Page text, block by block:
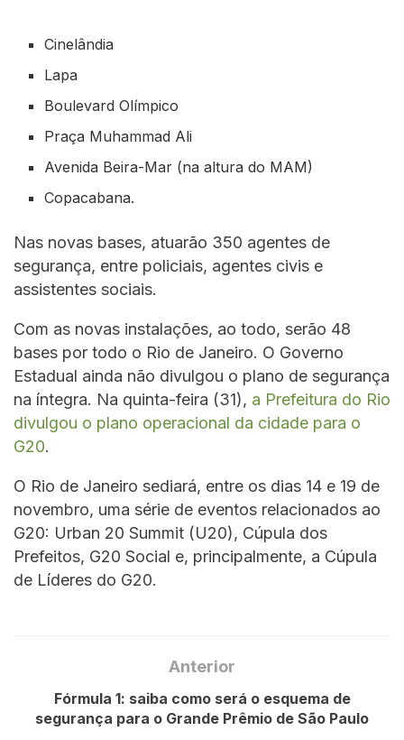
Cinelândia
Lapa
Boulevard Olímpico
Praça Muhammad Ali
Avenida Beira-Mar (na altura do MAM)
Copacabana.
Nas novas bases, atuarão 350 agentes de
segurança, entre policiais, agentes civis e
assistentes sociais.
Com as novas instalações, ao todo, serão 48
bases por todo o Rio de Janeiro. O Governo
Estadual ainda não divulgou o plano de segurança
na íntegra. Na quinta-feira (31), a Prefeitura do Rio
divulgou o plano operacional da cidade para o
G20.
O Rio de Janeiro sediará, entre os dias 14 e 19 de
novembro, uma série de eventos relacionados ao
G20: Urban 20 Summit (U20), Cúpula dos
Prefeitos, G20 Social e, principalmente, a Cúpula
de Líderes do G20.
Anterior
Fórmula 1: saiba como será o esquema de
segurança para o Grande Prêmio de São Paulo